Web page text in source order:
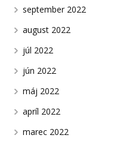
september 2022
august 2022
júl 2022
jún 2022
máj 2022
apríl 2022
marec 2022